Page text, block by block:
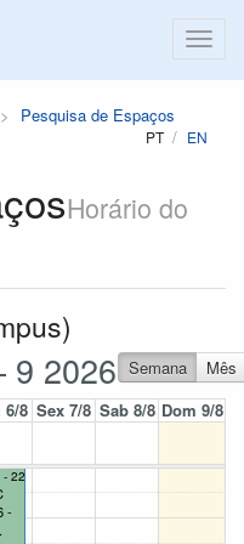
Pesquisa de Espaços
PT EN
Horário do
2026 Semana
Mês
6/8 Sex 7/8 Sab 8/8 Dom 9/8
22:00
-